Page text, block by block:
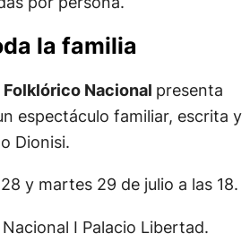
la familia
Folklórico Nacional presenta
espectáculo familiar, escrita y
Dionisi.
y martes 29 de julio a las 18.
I Palacio Libertad.